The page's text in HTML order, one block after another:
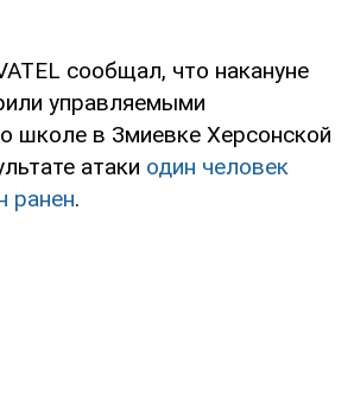
сообщал, что накануне
управляемыми
школе в Змиевке Херсонской
атаки один человек
ранен.